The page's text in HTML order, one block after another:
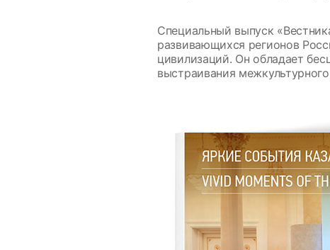
Специальный выпуск
развивающихся регионов
цивилизаций. Он обладает
выстраивания